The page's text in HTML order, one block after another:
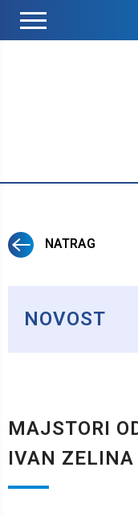
NATRAG
NOVOST
MAJSTORI
IVAN ZELINA